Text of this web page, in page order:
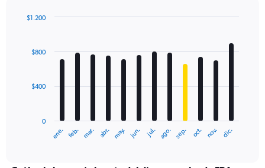
values.
with
The
ene. feb. mar. abr. may. jun. jul. ago. sep. oct. nov. dic.
0
$400
$800
$1.200